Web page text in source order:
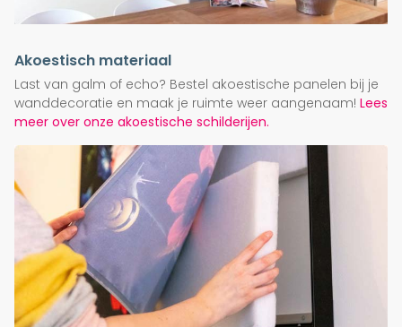
Akoestisch materiaal
Last van galm of echo? Bestel akoestische panelen bij je
wanddecoratie en maak je ruimte weer aangenaam! Lees
meer over onze akoestische schilderijen.